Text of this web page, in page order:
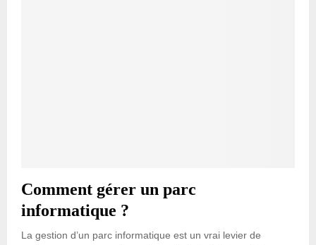
Comment gérer un parc
informatique ?
La gestion d’un parc informatique est un vrai levier de